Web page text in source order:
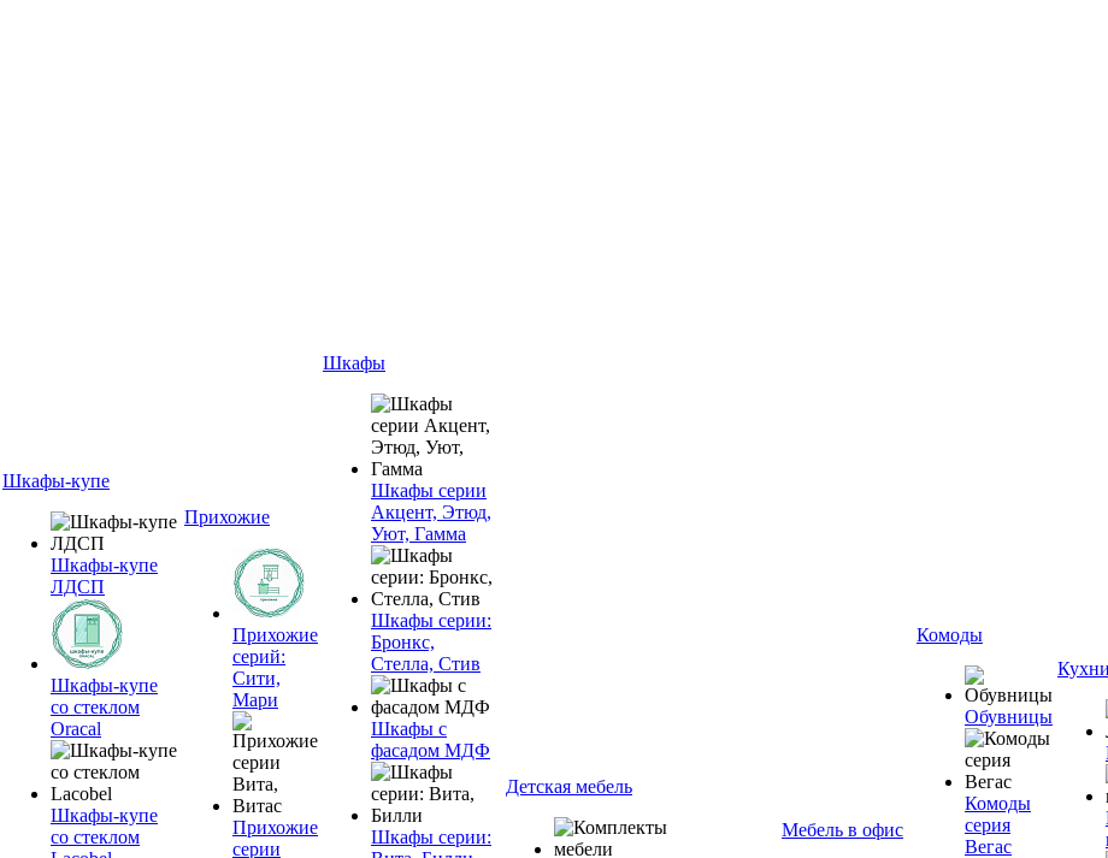
Шкафы-купе
Шкафы-купе
ЛДСП
Шкафы-купе
со стеклом
Oracal
Шкафы-купе
со стеклом
Прихожие
Прихожие
серий:
Сити,
Мари
Прихожие
серии
Шкафы
Шкафы серии
Акцент, Этюд,
Уют, Гамма
Шкафы серии:
Бронкс,
Стелла, Стив
Шкафы с
фасадом МДФ
Шкафы серии:
Детская мебель
Мебель в офис
Комоды
Обувницы
Комоды
серия
Вегас